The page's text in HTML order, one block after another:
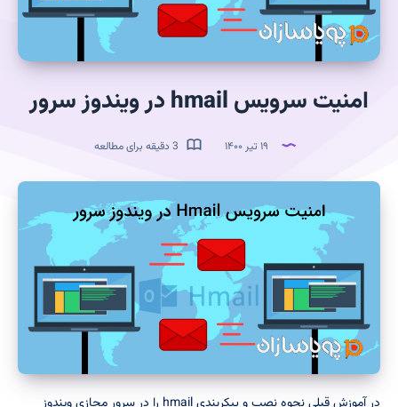
امنیت سرویس hmail در ویندوز سرور